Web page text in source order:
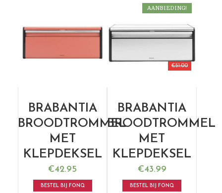
BRABANTIA
BROODTROMMEL
MET
KLEPDEKSEL
€42.95
BESTEL BIJ FONQ
AANBIEDING!
BRABANTIA
BROODTROMMEL
MET
KLEPDEKSEL
€51.00
€43.99
BESTEL BIJ FONQ